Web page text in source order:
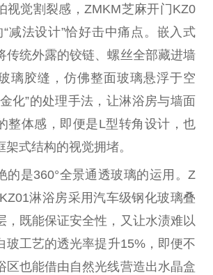
视觉割裂感，ZMKM芝麻开门KZ0
减法设计”恰好击中痛点。嵌入式
传统外露的铰链、螺丝全部藏进墙
璃胶缝，仿佛整面玻璃悬浮于空
化”的处理手法，让淋浴房与墙面
整体感，即便是L型转角设计，也
式结构的视觉拥堵。
的是360°全景通透玻璃的运用。Z
淋浴房采用汽车级钢化玻璃叠
，既能保证安全性，又让水渍难以
玻工艺的透光率提升15%，即便不
区也能借由自然光线营造出水晶盒